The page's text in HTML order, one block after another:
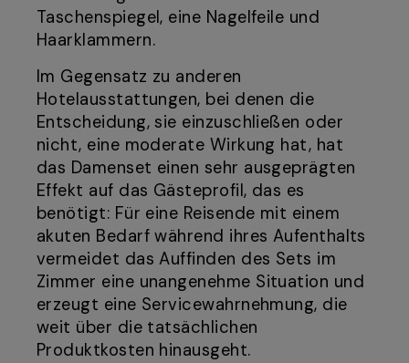
Taschenspiegel, eine Nagelfeile und
Haarklammern.
Im Gegensatz zu anderen
Hotelausstattungen, bei denen die
Entscheidung, sie einzuschließen oder
nicht, eine moderate Wirkung hat, hat
das Damenset einen sehr ausgeprägten
Effekt auf das Gästeprofil, das es
benötigt: Für eine Reisende mit einem
akuten Bedarf während ihres Aufenthalts
vermeidet das Auffinden des Sets im
Zimmer eine unangenehme Situation und
erzeugt eine Servicewahrnehmung, die
weit über die tatsächlichen
Produktkosten hinausgeht.